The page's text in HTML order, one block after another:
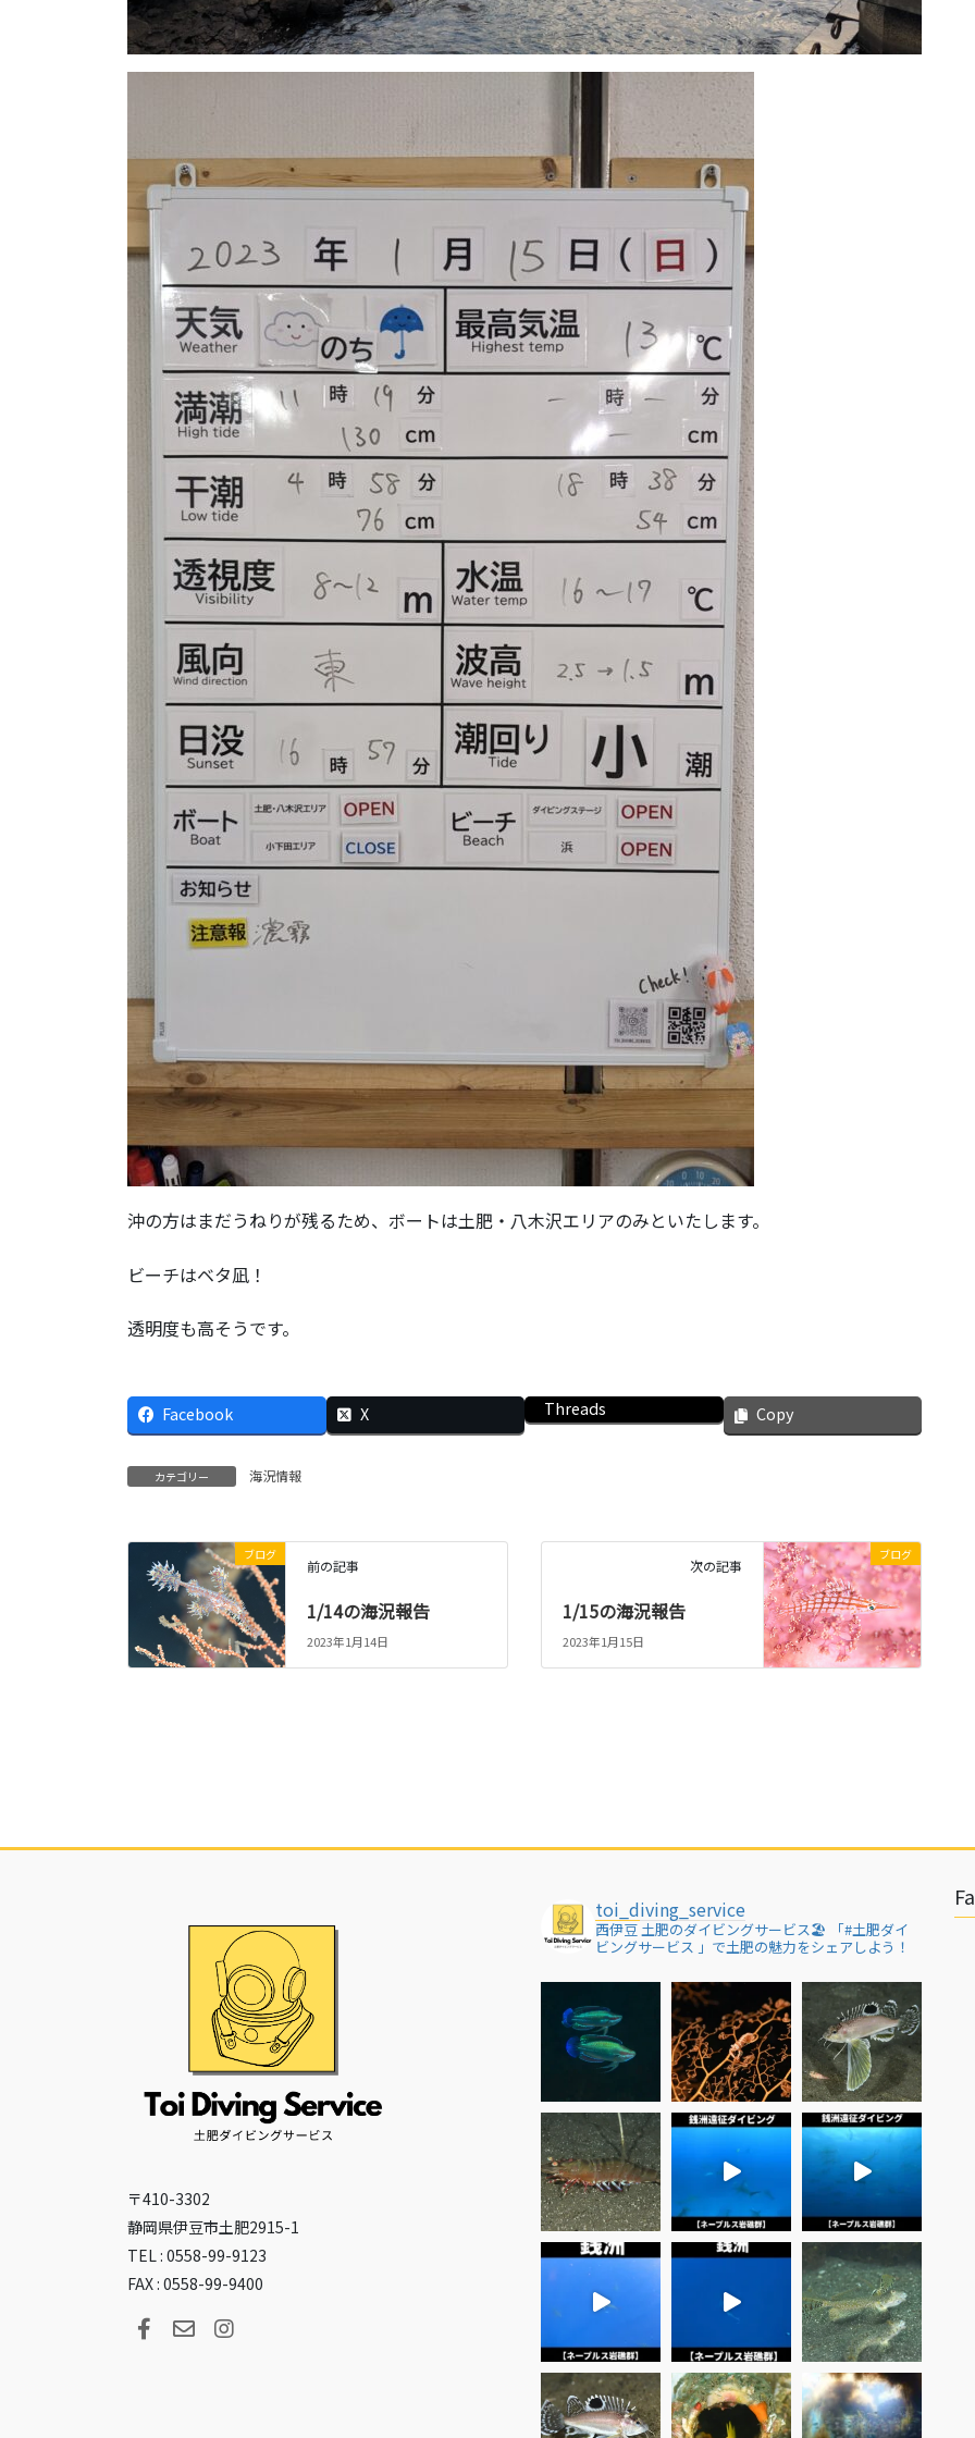
沖の方はまだうねりが残るため、ボートは土肥・八木沢エリアのみといたします。
ビーチはベタ凪！
透明度も高そうです。
Facebook X Threads Copy
カテゴリー 海況情報
ブログ
前の記事
1/14の海況報告
2023年1月14日
ブログ
次の記事
1/15の海況報告
2023年1月15日
〒410-3302
静岡県伊豆市土肥2915-1
TEL : 0558-99-9123
FAX : 0558-99-9400
toi_diving_service
西伊豆 土肥のダイビングサービス🏖
「#土肥ダイ
ビングサービス 」で土肥の魅力をシェアしよう！